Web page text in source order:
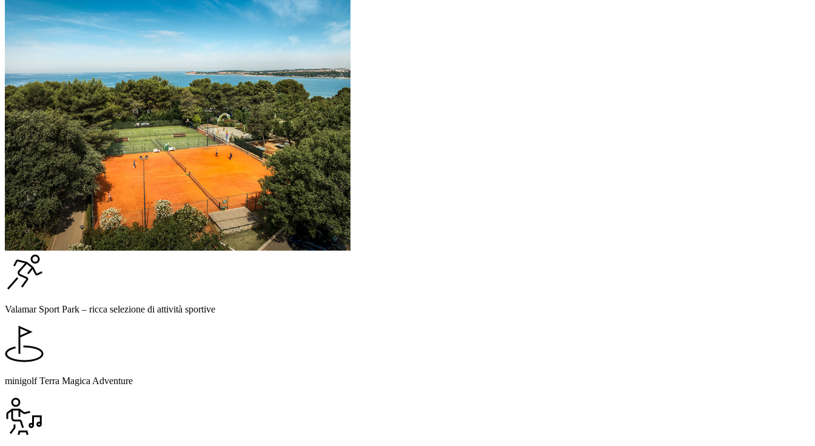
Valamar Sport Park – ricca selezione di attività sportive
minigolf Terra Magica Adventure